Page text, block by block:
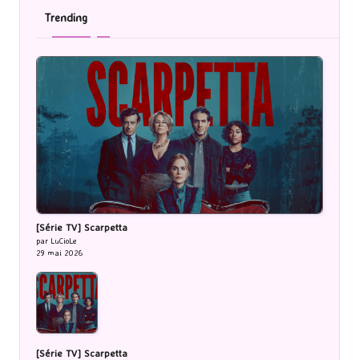
Trending
[Série TV] Scarpetta
par LuCioLe
29 mai 2026
[Série TV] Scarpetta